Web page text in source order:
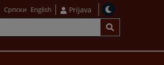
Српски English Prijava